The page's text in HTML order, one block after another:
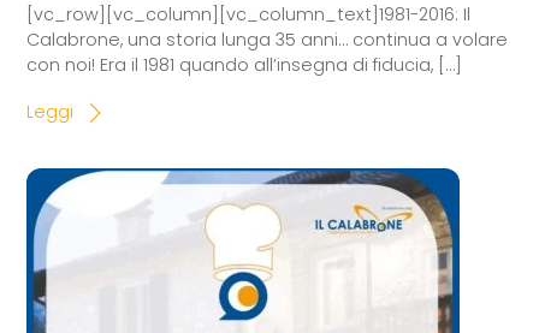
[vc_row][vc_column][vc_column_text]1981-2016: Il
Calabrone, una storia lunga 35 anni… continua a volare
con noi! Era il 1981 quando all’insegna di fiducia, […]
Leggi